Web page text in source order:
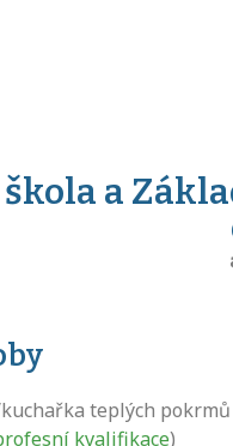
a
teplých pokrmů
kvalifikace)